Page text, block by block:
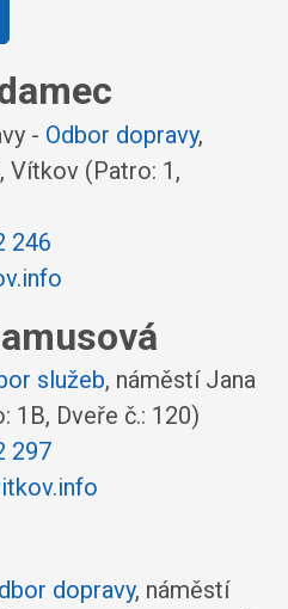
- Odbor dopravy,
Vítkov (Patro: 1,
246
služeb, náměstí Jana
1B, Dveře č.: 120)
297
dopravy, náměstí